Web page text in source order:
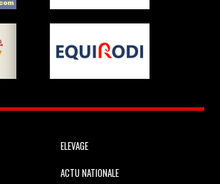
ELEVAGE
ACTU NATIONALE